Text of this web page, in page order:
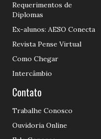
Requerimentos de
Diplomas
Ex-alunos: AESO Conecta
Revista Pense Virtual
Como Chegar
Intercâmbio
Contato
Trabalhe Conosco
Ouvidoria Online